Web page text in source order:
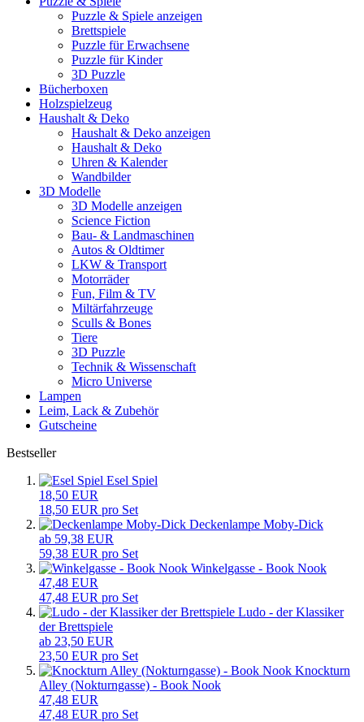
Puzzle & Spiele anzeigen
Brettspiele
Puzzle für Erwachsene
Puzzle für Kinder
3D Puzzle
Bücherboxen
Holzspielzeug
Haushalt & Deko
Haushalt & Deko anzeigen
Haushalt & Deko
Uhren & Kalender
Wandbilder
3D Modelle
3D Modelle anzeigen
Science Fiction
Bau- & Landmaschinen
Autos & Oldtimer
LKW & Transport
Motorräder
Fun, Film & TV
Miltärfahrzeuge
Sculls & Bones
Tiere
3D Puzzle
Technik & Wissenschaft
Micro Universe
Lampen
Leim, Lack & Zubehör
Gutscheine
Bestseller
Esel Spiel
18,50 EUR
18,50 EUR pro Set
Deckenlampe Moby-Dick
ab 59,38 EUR
59,38 EUR pro Set
Winkelgasse - Book Nook
47,48 EUR
47,48 EUR pro Set
Ludo - der Klassiker
der Brettspiele
ab 23,50 EUR
23,50 EUR pro Set
Knockturn
Alley (Nokturngasse) - Book Nook
47,48 EUR
47,48 EUR pro Set